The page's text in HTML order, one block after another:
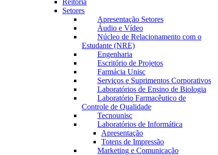
Reitoria
Setores
Apresentação Setores
Áudio e Vídeo
Núcleo de Relacionamento com o
Estudante (NRE)
Engenharia
Escritório de Projetos
Farmácia Unisc
Serviços e Suprimentos Corporativos
Laboratórios de Ensino de Biologia
Laboratório Farmacêutico de
Controle de Qualidade
Tecnounisc
Laboratórios de Informática
Apresentação
Totens de Impressão
Marketing e Comunicação